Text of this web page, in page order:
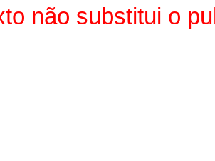
não substitui o